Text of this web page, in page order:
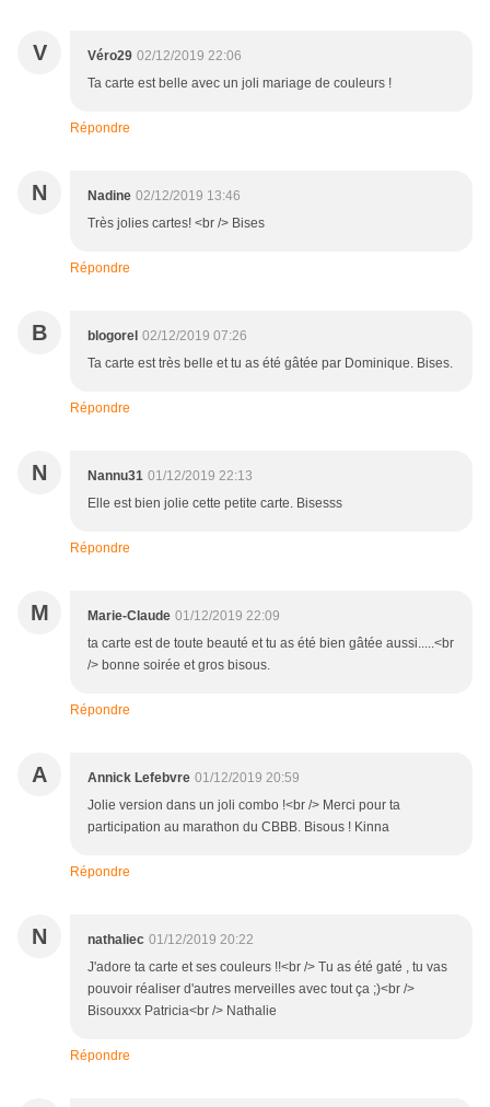
V Véro29 02/12/2019 22:06
Ta carte est belle avec un joli mariage de couleurs !
Répondre
N Nadine 02/12/2019 13:46
Très jolies cartes! <br /> Bises
Répondre
B blogorel 02/12/2019 07:26
Ta carte est très belle et tu as été gâtée par Dominique. Bises.
Répondre
N Nannu31 01/12/2019 22:13
Elle est bien jolie cette petite carte. Bisesss
Répondre
M Marie-Claude 01/12/2019 22:09
ta carte est de toute beauté et tu as été bien gâtée aussi.....<br
/> bonne soirée et gros bisous.
Répondre
A Annick Lefebvre 01/12/2019 20:59
Jolie version dans un joli combo !<br /> Merci pour ta
participation au marathon du CBBB. Bisous ! Kinna
Répondre
N nathaliec 01/12/2019 20:22
J'adore ta carte et ses couleurs !!<br /> Tu as été gaté , tu vas
pouvoir réaliser d'autres merveilles avec tout ça ;)<br />
Bisouxxx Patricia<br /> Nathalie
Répondre